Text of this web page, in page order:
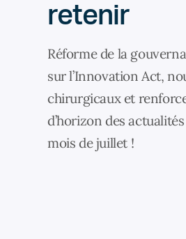
retenir
Réforme de la
sur l’Innovation Act,
chirurgicaux et
d’horizon des
mois de juillet !